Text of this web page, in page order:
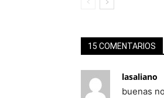
15 COMENTARIOS
lasaliano
buenas